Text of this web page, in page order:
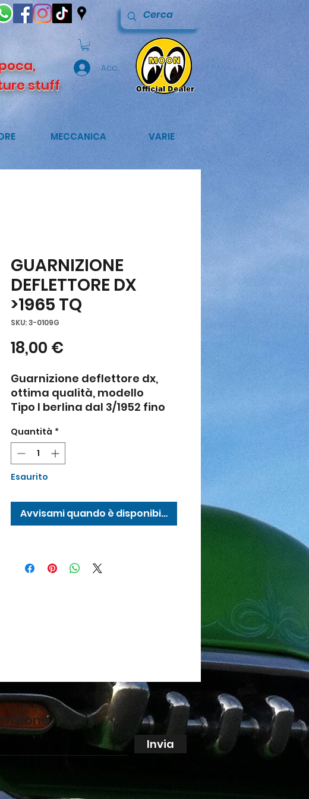
Accedi
stuff
MECCANICA VARIE
GUARNIZIONE
DEFLETTORE DX
>1965 TQ
SKU: 3-0109G
18,00 €
Guarnizione deflettore dx,
ottima qualità, modello
Tipo I berlina dal 3/1952 fino
Quantità *
Esaurito
Avvisami quando è disponibile
Invia